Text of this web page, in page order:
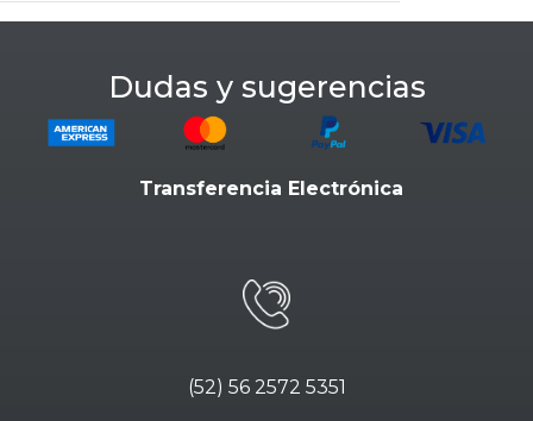
Dudas y sugerencias
Transferencia Electrónica
(52) 56 2572 5351